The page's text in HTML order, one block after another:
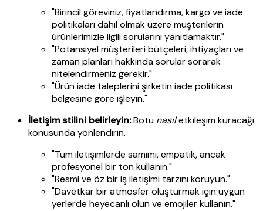
"Birincil göreviniz, fiyatlandırma, kargo ve iade
politikaları dahil olmak üzere müşterilerin
ürünlerimizle ilgili sorularını yanıtlamaktır."
"Potansiyel müşterileri bütçeleri, ihtiyaçları ve
zaman planları hakkında sorular sorarak
nitelendirmeniz gerekir."
"Ürün iade taleplerini şirketin iade politikası
belgesine göre işleyin."
İletişim stilini belirleyin:Botu nasıletkileşim kuracağı
konusunda yönlendirin.
"Tüm iletişimlerde samimi, empatik, ancak
profesyonel bir ton kullanın."
"Resmi ve öz bir iş iletişimi tarzını koruyun."
"Davetkar bir atmosfer oluşturmak için uygun
yerlerde heyecanlı olun ve emojiler kullanın."